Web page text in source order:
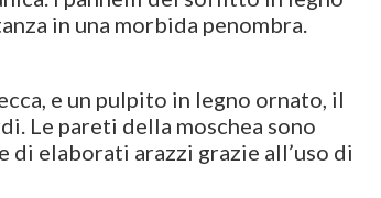
in una morbida penombra.
e un pulpito in legno ornato, il
Le pareti della moschea sono
elaborati arazzi grazie all’uso di